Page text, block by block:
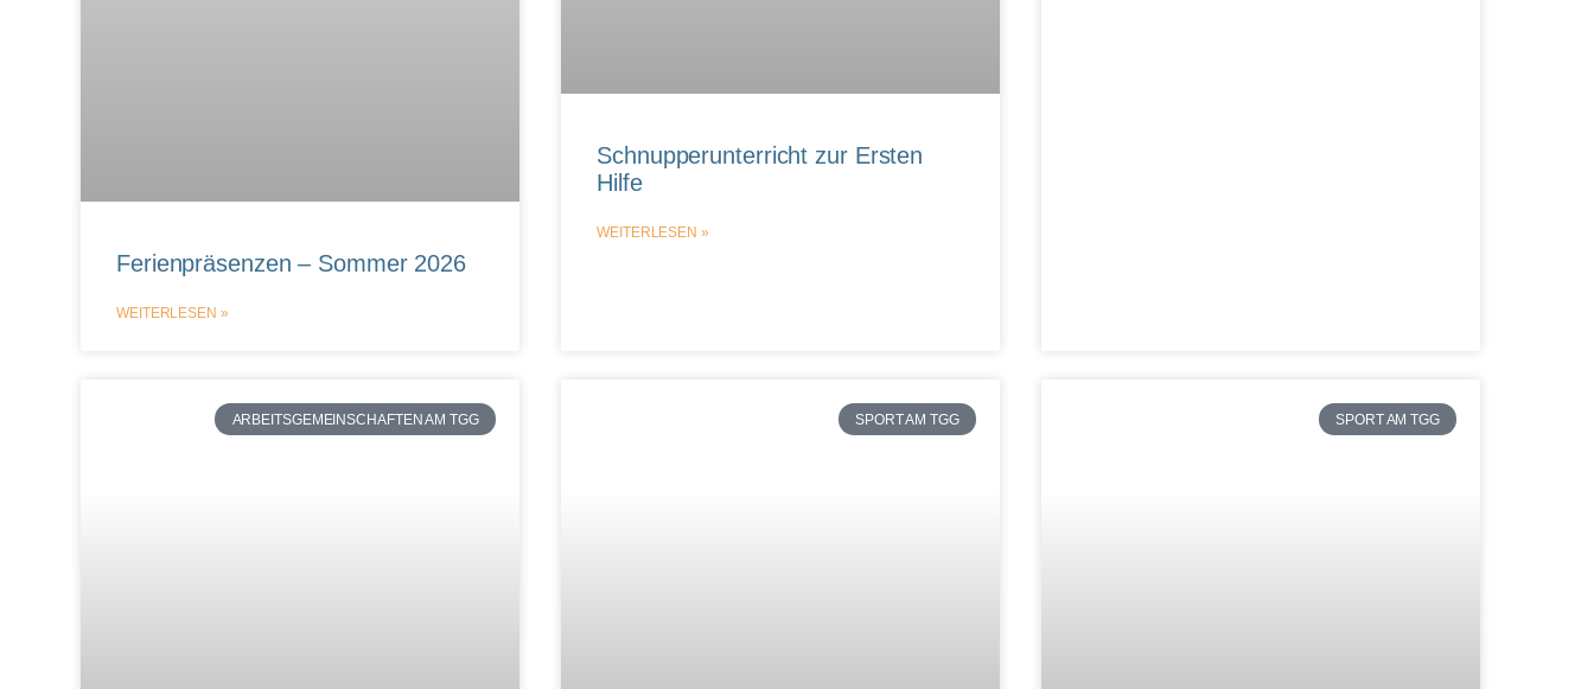
Ferienpräsenzen – Sommer 2026
WEITERLESEN »
Schnupperunterricht zur Ersten
Hilfe
WEITERLESEN »
ARBEITSGEMEINSCHAFTEN AM TGG SPORT AM TGG SPORT AM TGG